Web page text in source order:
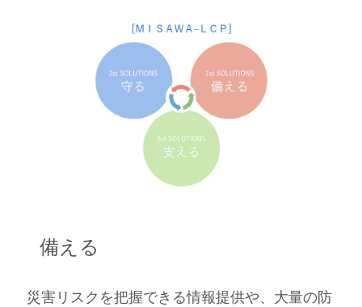
備える
災害リスクを把握できる情報提供や、大量の防